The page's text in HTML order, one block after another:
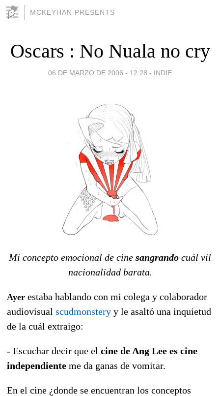
MCKEYHAN PRESENTS
Oscars : No Nuala no cry
06 DE MARZO DE 2006 - 12:28 - INDIE
Mi concepto emocional de cine sangrando cuál vil
nacionalidad barata.
Ayer estaba hablando con mi colega y colaborador
audiovisual scudmonstery y le asaltó una inquietud
de la cuál extraigo:
- Escuchar decir que el cine de Ang Lee es cine
independiente me da ganas de vomitar.
En el cine ¿donde se encuentran los conceptos